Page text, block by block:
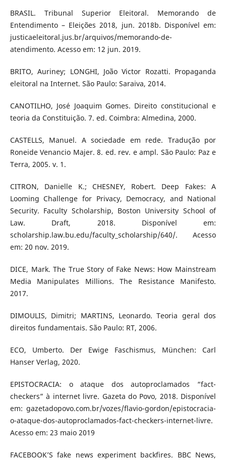
BRASIL. Tribunal Superior Eleitoral. Memorando de
Entendimento – Eleições 2018, jun. 2018b. Disponível em:
justicaeleitoral.jus.br/arquivos/memorando-de-
atendimento. Acesso em: 12 jun. 2019.
BRITO, Auriney; LONGHI, João Victor Rozatti. Propaganda
eleitoral na Internet. São Paulo: Saraiva, 2014.
CANOTILHO, José Joaquim Gomes. Direito constitucional e
teoria da Constituição. 7. ed. Coimbra: Almedina, 2000.
CASTELLS, Manuel. A sociedade em rede. Tradução por
Roneide Venancio Majer. 8. ed. rev. e ampl. São Paulo: Paz e
Terra, 2005. v. 1.
CITRON, Danielle K.; CHESNEY, Robert. Deep Fakes: A
Looming Challenge for Privacy, Democracy, and National
Security. Faculty Scholarship, Boston University School of
Law. Draft, 2018. Disponível em:
scholarship.law.bu.edu/faculty_scholarship/640/. Acesso
em: 20 nov. 2019.
DICE, Mark. The True Story of Fake News: How Mainstream
Media Manipulates Millions. The Resistance Manifesto.
2017.
DIMOULIS, Dimitri; MARTINS, Leonardo. Teoria geral dos
direitos fundamentais. São Paulo: RT, 2006.
ECO, Umberto. Der Ewige Faschismus, München: Carl
Hanser Verlag, 2020.
EPISTOCRACIA: o ataque dos autoproclamados “fact-
checkers” à internet livre. Gazeta do Povo, 2018. Disponível
em: gazetadopovo.com.br/vozes/flavio-gordon/epistocracia-
o-ataque-dos-autoproclamados-fact-checkers-internet-livre.
Acesso em: 23 maio 2019
FACEBOOK’S fake news experiment backfires. BBC News,